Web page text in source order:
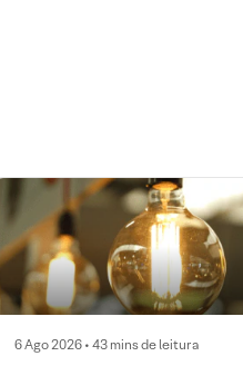
6 Ago 2026 • 43 mins de leitura